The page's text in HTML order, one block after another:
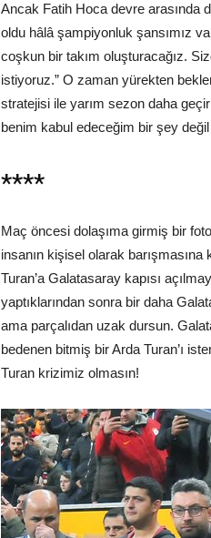
Ancak Fatih Hoca devre arasında
oldu hâlâ şampiyonluk şansımız
coşkun bir takım oluşturacağız.
istiyoruz.” O zaman yürekten
stratejisi ile yarım sezon daha
benim kabul edeceğim bir şey
****
Maç öncesi dolaşıma girmiş bir
insanın kişisel olarak
Turan’a Galatasaray kapısı
yaptıklarından sonra bir daha
ama parçalıdan uzak dursun.
bedenen bitmiş bir Arda Turan’ı
Turan krizimiz olmasın!